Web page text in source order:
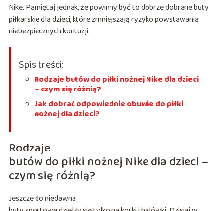
Nike. Pamiętaj jednak, że powinny być to dobrze dobrane buty
piłkarskie dla dzieci, które zmniejszają ryzyko powstawania
niebezpiecznych kontuzji.
Spis treści:
Rodzaje butów do piłki nożnej Nike dla dzieci
– czym się różnią?
Jak dobrać odpowiednie obuwie do piłki
nożnej dla dzieci?
Rodzaje
butów do piłki nożnej Nike dla dzieci –
czym się różnią?
Jeszcze do niedawna